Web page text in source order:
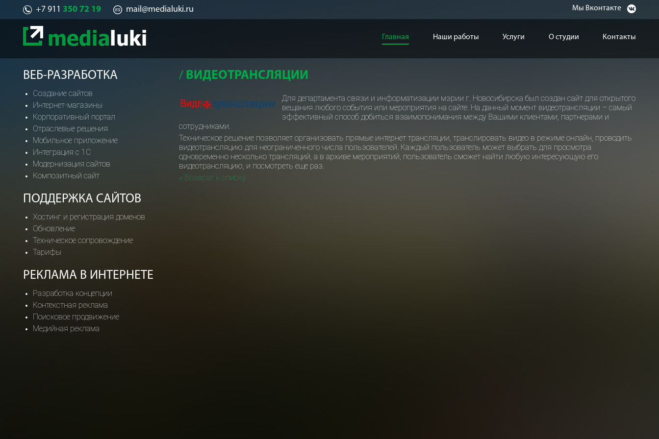
+7 911 350 72 19 mail@medialuki.ru Мы Вконтакте
Главная Наши работы Услуги О студии Контакты
ВЕБ-РАЗРАБОТКА
Создание сайтов
Интернет-магазины
Корпоративный портал
Отраслевые решения
Мобильное приложение
Интеграция с 1С
Модернизация сайтов
Композитный сайт
ПОДДЕРЖКА САЙТОВ
Хостинг и регистрация доменов
Обновление
Техническое сопровождение
Тарифы
РЕКЛАМА В ИНТЕРНЕТЕ
Разработка концепции
Контекстная реклама
Поисковое продвижение
Медийная реклама
ВИДЕОТРАНСЛЯЦИИ
Для департамента связи и информатизации мэрии г. Новосибирска был создан сайт для открытого
вещания любого события или мероприятия на сайте. На данный момент видеотрансляции – самый
эффективный способ добиться взаимопонимания между Вашими клиентами, партнерами и
сотрудниками.
Техническое решение позволяет организовать прямые интернет трансляции, транслировать видео в режиме онлайн, проводить
видеотрансляцию для неограниченного числа пользователей. Каждый пользователь может выбрать для просмотра
одновременно несколько трансляций, а в архиве мероприятий, пользователь сможет найти любую интересующую его
видеотрансляцию, и посмотреть еще раз.
« Возврат к списку